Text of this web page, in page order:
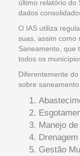
último relatório do
dados
O IAS utiliza
suas, assim como
Saneamento, que
todos os
Diferentemente
sobre
Manejo
Gestão